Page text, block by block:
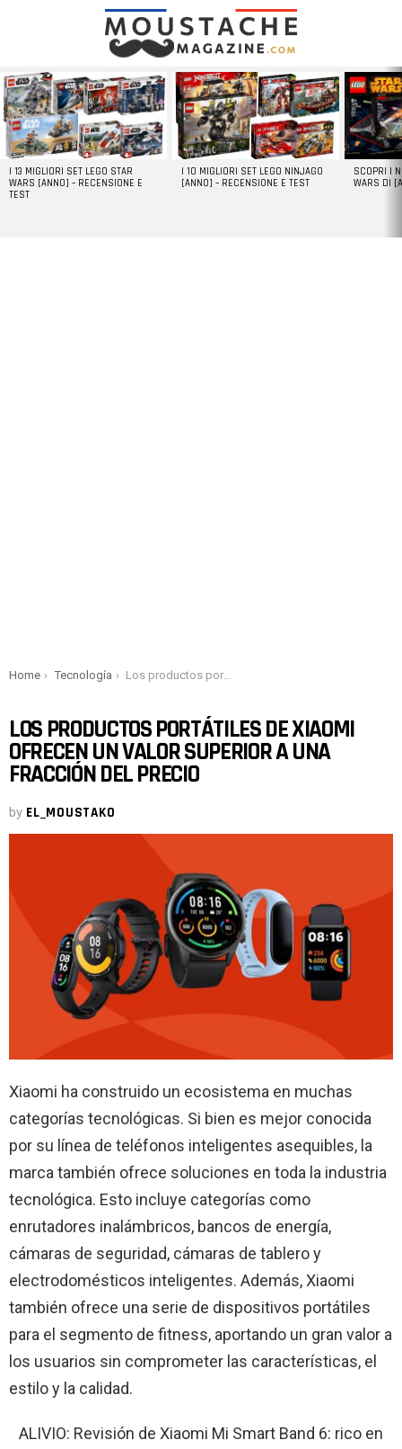
LATEST
STORIES
I 13 MIGLIORI SET LEGO STAR
WARS [ANNO] – RECENSIONE E
TEST
I 10 MIGLIORI SET LEGO NINJAGO
[ANNO] – RECENSIONE E TEST
SCOPRI I
WARS DI
You are here:
Home Tecnología Los productos portátiles de Xiaomi ofrecen un valor superior a una fracción del precio
LOS PRODUCTOS PORTÁTILES DE XIAOMI
OFRECEN UN VALOR SUPERIOR A UNA
FRACCIÓN DEL PRECIO
by EL_MOUSTAKO
Xiaomi ha construido un ecosistema en muchas
categorías tecnológicas. Si bien es mejor conocida
por su línea de teléfonos inteligentes asequibles, la
marca también ofrece soluciones en toda la industria
tecnológica. Esto incluye categorías como
enrutadores inalámbricos, bancos de energía,
cámaras de seguridad, cámaras de tablero y
electrodomésticos inteligentes. Además, Xiaomi
también ofrece una serie de dispositivos portátiles
para el segmento de fitness, aportando un gran valor a
los usuarios sin comprometer las características, el
estilo y la calidad.
ALIVIO: Revisión de Xiaomi Mi Smart Band 6: rico en